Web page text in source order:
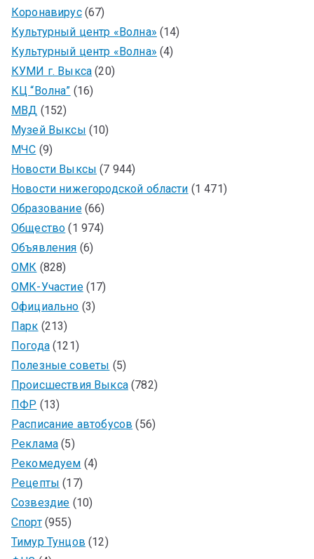
Коронавирус(67)
Культурный центр «Волна» (14)
Культурный центр «Волна» (4)
КУМИ г. Выкса (20)
КЦ “Волна” (16)
МВД (152)
Музей Выксы (10)
МЧС (9)
Новости Выксы (7 944)
Новости нижегородской области (1 471)
Образование(66)
Общество (1 974)
Объявления (6)
ОМК (828)
ОМК-Участие(17)
Официально (3)
Парк (213)
Погода(121)
Полезные советы (5)
Происшествия Выкса(782)
ПФР (13)
Расписание автобусов (56)
Реклама (5)
Рекомедуем (4)
Рецепты (17)
Созвездие (10)
Спорт(955)
Тимур Тунцов (12)